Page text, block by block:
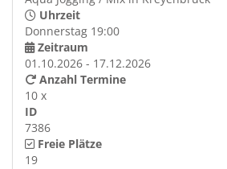
Uhrzeit
Donnerstag 19:00
Zeitraum
01.10.2026 - 17.12.2026
Anzahl Termine
10 x
ID
7386
Freie Plätze
19